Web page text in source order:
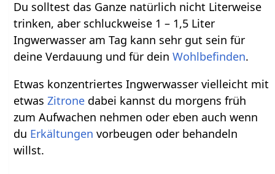
Du solltest das Ganze natürlich nicht Literweise
trinken, aber schluckweise 1 – 1,5 Liter
Ingwerwasser am Tag kann sehr gut sein für
deine Verdauung und für deinWohlbefinden.
Etwas konzentriertes Ingwerwasser vielleicht mit
etwasZitrone dabei kannst du morgens früh
zum Aufwachen nehmen oder eben auch wenn
du Erkältungen vorbeugen oder behandeln
willst.